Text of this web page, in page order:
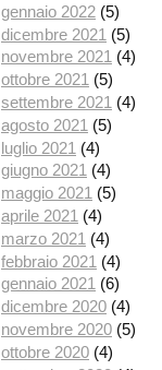
gennaio 2022 (5)
dicembre 2021 (5)
novembre 2021 (4)
ottobre 2021 (5)
settembre 2021 (4)
agosto 2021 (5)
luglio 2021 (4)
giugno 2021 (4)
maggio 2021 (5)
aprile 2021 (4)
marzo 2021 (4)
febbraio 2021 (4)
gennaio 2021 (6)
dicembre 2020 (4)
novembre 2020 (5)
ottobre 2020 (4)